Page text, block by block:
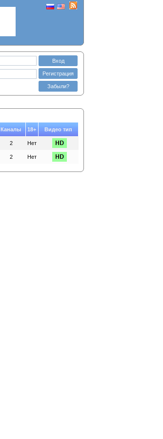
Вход
Регистрация
Забыли?
Каналы 18+ Видео тип
2 Нет
2 Нет